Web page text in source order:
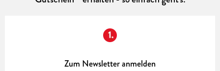
Zum Newsletter anmelden